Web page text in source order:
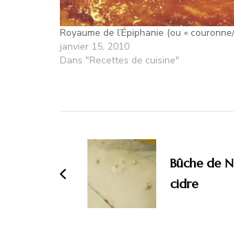
Royaume de l’Épiphanie (ou «
janvier 15, 2010
Dans "Recettes de cuisine"
Bûche de
cidre